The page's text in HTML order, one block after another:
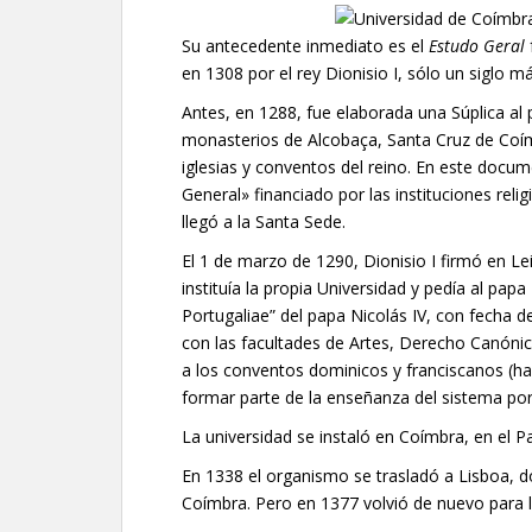
Su antecedente inmediato es el Estudo Geral
en 1308 por el rey Dionisio I, ​sólo un siglo
Antes, en 1288, fue elaborada una Súplica
monasterios de Alcobaça, Santa Cruz de
iglesias y conventos del reino. En este
General» financiado por las instituciones
llegó a la Santa Sede.
El 1 de marzo de 1290, Dionisio I firmó en
instituía la propia Universidad y pedía al
Portugaliae” del papa Nicolás IV, con fecha
con las facultades de Artes, Derecho
a los conventos dominicos y franciscanos
formar parte de la enseñanza del sistema
La universidad se instaló en Coímbra, en el
En 1338 el organismo se trasladó a Lisboa,
Coímbra. Pero en 1377 volvió de nuevo para